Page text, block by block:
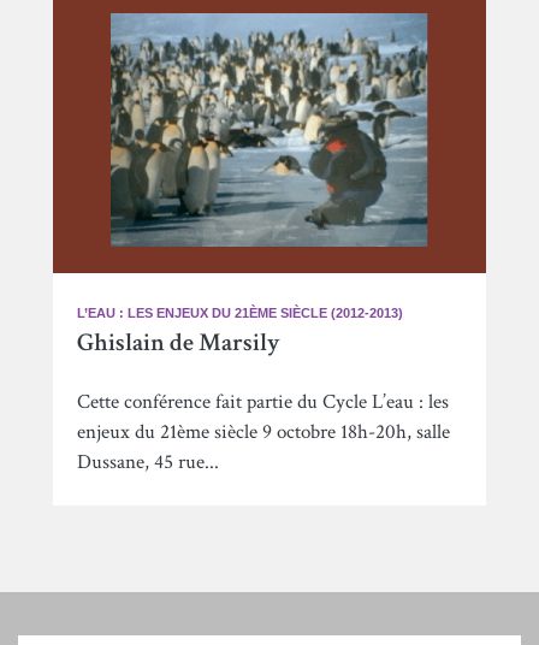
L’EAU : LES ENJEUX DU 21ÈME SIÈCLE (2012-2013)
Ghislain de Marsily
Cette conférence fait partie du Cycle L’eau : les
enjeux du 21ème siècle 9 octobre 18h-20h, salle
Dussane, 45 rue...